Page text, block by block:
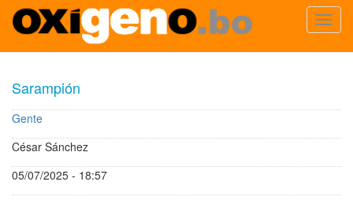
contenido
principal
Sarampión
Gente
César Sánchez
05/07/2025 - 18:57